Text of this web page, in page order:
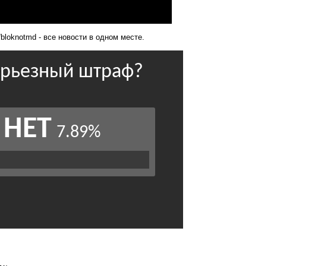
- все новости в одном месте.